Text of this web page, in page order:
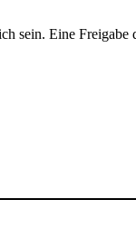
sein. Eine Freigabe